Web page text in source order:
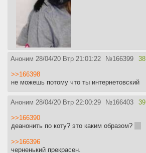
Аноним 28/04/20 Втр 21:01:22 №166399 38
>>166398
не можешь потому что ты интернетовский
Аноним 28/04/20 Втр 22:00:29 №166403 39
>>166390
деанонить по коту? это каким образом?
>>166396
черненький прекрасен.